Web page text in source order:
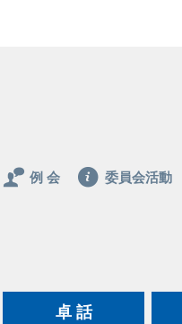
例 会 委員会活動
卓 話